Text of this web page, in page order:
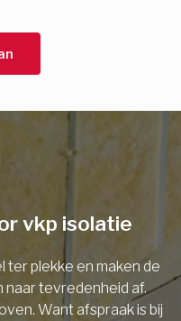
vkp isolatie
ter plekke en maken de
tevredenheid af.
Want afspraak is bij